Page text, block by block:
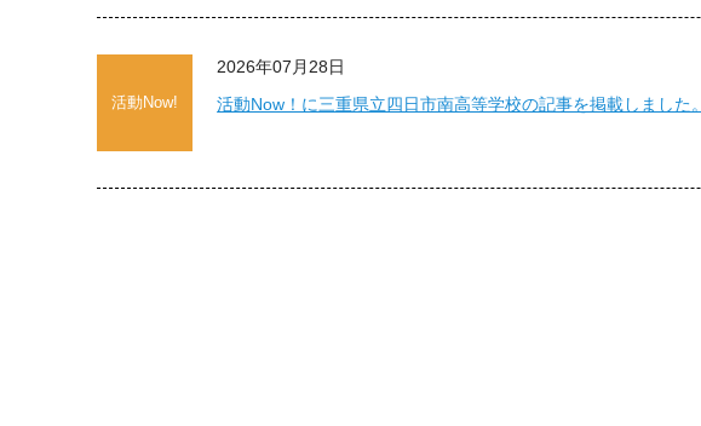
活動Now!
2026年07月28日
活動Now！に三重県立四日市南高等学校の記事を掲載しました。